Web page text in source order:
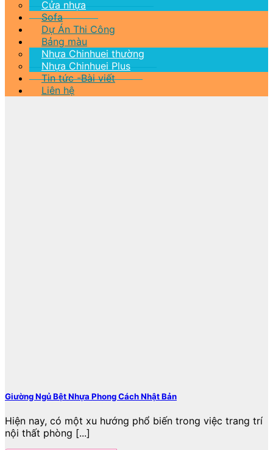
Cửa nhựa
Sofa
Dự Án Thi Công
Bảng màu
Nhựa Chinhuei thường
Nhựa Chinhuei Plus
Tin tức -Bài viết
Liên hệ
Giường Ngủ Bệt Nhựa Phong Cách Nhật Bản
Hiện nay, có một xu hướng phổ biến trong việc trang trí
nội thất phòng [...]